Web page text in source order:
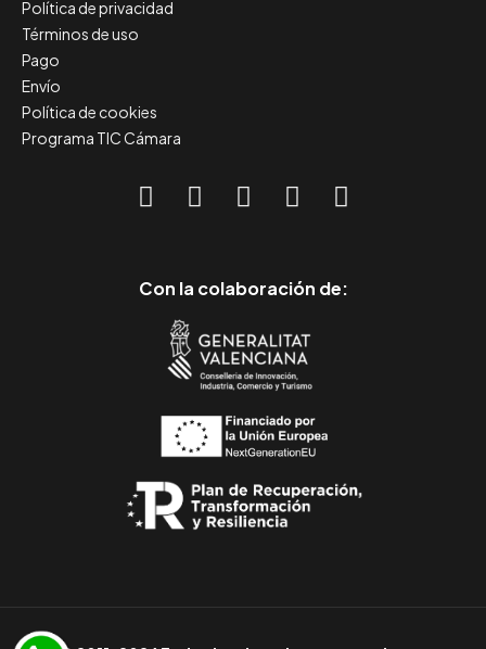
Política de privacidad
Términos de uso
Pago
Envío
Política de cookies
Programa TIC Cámara
Con la colaboración de: